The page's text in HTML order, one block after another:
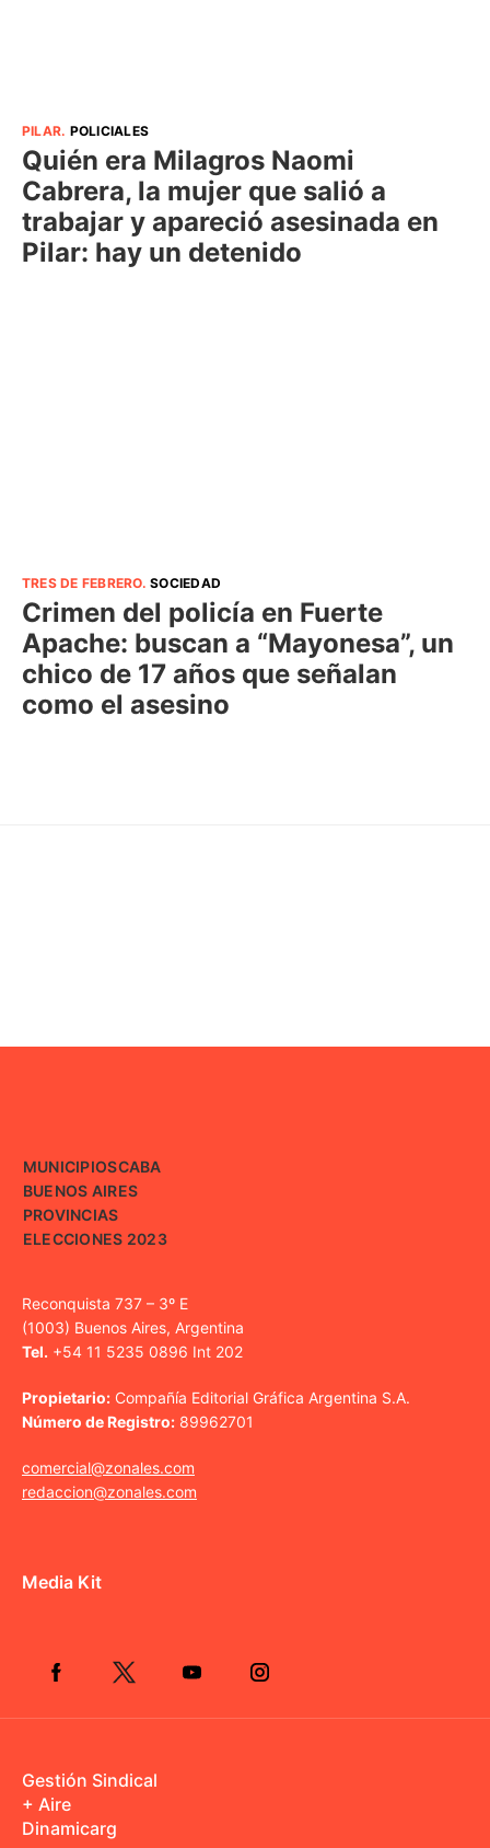
PILAR. POLICIALES
Quién era Milagros Naomi
Cabrera, la mujer que salió a
trabajar y apareció asesinada en
Pilar: hay un detenido
TRES DE FEBRERO.SOCIEDAD
Crimen del policía en Fuerte
Apache: buscan a “Mayonesa”, un
chico de 17 años que señalan
como el asesino
MUNICIPIOSCABA
BUENOS AIRES
PROVINCIAS
ELECCIONES 2023
Reconquista 737 – 3º E
(1003) Buenos Aires, Argentina
Tel. +54 11 5235 0896 Int 202
Propietario: Compañía Editorial Gráfica Argentina S.A.
Número de Registro: 89962701
comercial@zonales.com
redaccion@zonales.com
Media Kit
Gestión Sindical
+ Aire
Dinamicarg